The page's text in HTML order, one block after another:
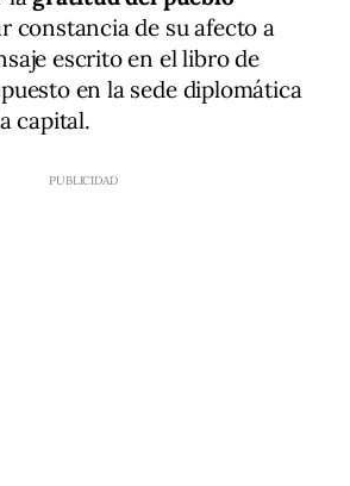
constancia de su afecto a
escrito en el libro de
en la sede diplomática
capital.